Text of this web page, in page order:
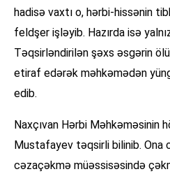
hadisə vaxtı o, hərbi-hissənin
feldşer işləyib. Hazırda isə
Təqsirləndirilən şəxs əsgərin
etiraf edərək məhkəmədən
edib.
Naxçıvan Hərbi Məhkəməsinin
Mustafayev təqsirli bilinib. Ona
cəzaçəkmə müəssisəsində